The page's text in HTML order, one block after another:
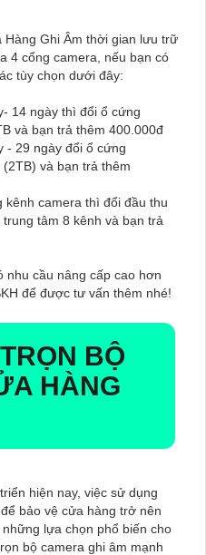
Hàng Ghi Âm thời gian lưu trữ
4 cổng camera, nếu bạn có
tùy chọn dưới đây:
14 ngày thì đổi ổ cứng
và bạn trả thêm 400.000đ
29 ngày đổi ổ cứng
và bạn trả thêm
camera thì đổi đầu thu
tâm 8 kênh và bạn trả
nhu cầu nâng cấp cao hơn
để được tư vấn thêm nhé!
TRỌN BỘ
HÀNG
hiện nay, việc sử dụng
bảo vệ cửa hàng trở nên
lựa chọn phổ biến cho
bộ camera ghi âm mạnh